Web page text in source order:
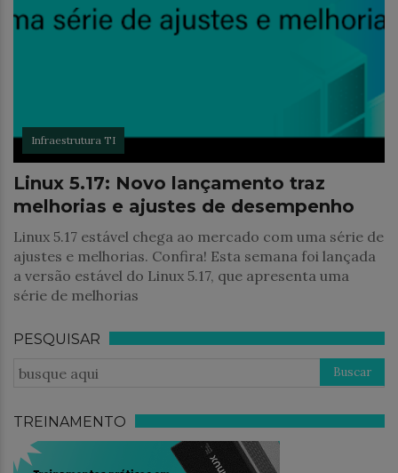
Infraestrutura TI
Linux 5.17: Novo lançamento traz
melhorias e ajustes de desempenho
Linux 5.17 estável chega ao mercado com uma série de
ajustes e melhorias. Confira! Esta semana foi lançada
a versão estável do Linux 5.17, que apresenta uma
série de melhorias
PESQUISAR
TREINAMENTO